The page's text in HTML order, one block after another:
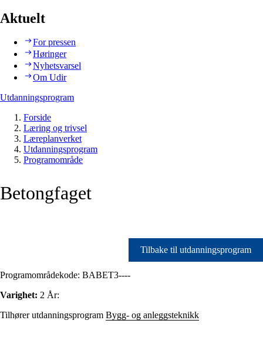
Aktuelt
For pressen
Høringer
Nyhetsvarsel
Om Udir
Utdanningsprogram
Forside
Læring og trivsel
Læreplanverket
Utdanningsprogram
Programområde
Betongfaget
Tilbake til utdanningsprogram
Programområdekode: BABET3----
Varighet: 2 År:
Tilhører utdanningsprogram Bygg- og anleggsteknikk